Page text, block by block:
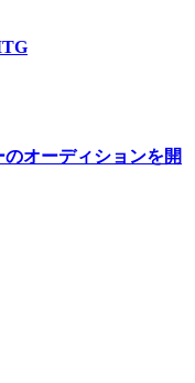
オーディションを開